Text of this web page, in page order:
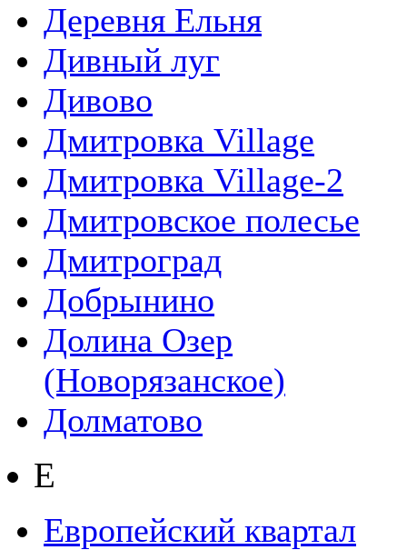
Деревня Ельня
Дивный луг
Дивово
Дмитровка Village
Дмитровка Village-2
Дмитровское полесье
Дмитроград
Добрынино
Долина Озер
(Новорязанское)
Долматово
Е
Европейский квартал